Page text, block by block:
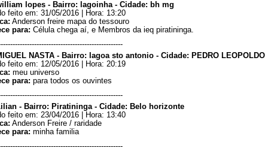
lopes - Bairro: lagoinha - Cidade: bh mg
feito em: 31/05/2016 | Hora: 13:20
Anderson freire mapa do tessouro
para: Célula chega aí, e Membros da ieq piratininga.
NASTA - Bairro: lagoa sto antonio - Cidade: PEDRO LEOPOLDO
feito em: 12/05/2016 | Hora: 20:19
meu universo
para: para todos os ouvintes
- Bairro: Piratininga - Cidade: Belo horizonte
feito em: 23/04/2016 | Hora: 13:40
Anderson Freire / raridade
para: minha familia